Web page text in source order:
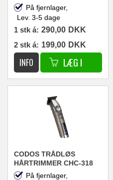
På fjernlager,
Lev. 3-5 dage
1 stk á: 290,00 DKK
2 stk á: 199,00 DKK
CODOS TRÅDLØS
HÅRTRIMMER CHC-318
BARBER MASTER
På fjernlager,